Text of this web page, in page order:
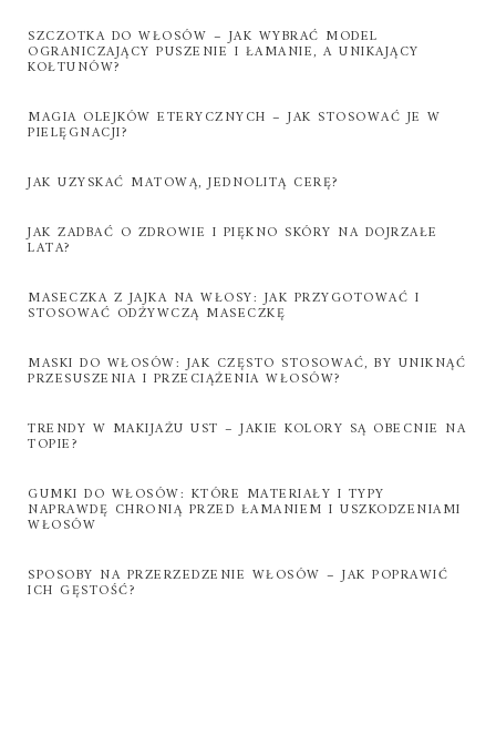
SZCZOTKA DO WŁOSÓW – JAK WYBRAĆ MODEL
OGRANICZAJĄCY PUSZENIE I ŁAMANIE, A UNIKAJĄCY
KOŁTUNÓW?
MAGIA OLEJKÓW ETERYCZNYCH – JAK STOSOWAĆ JE W
PIELĘGNACJI?
JAK UZYSKAĆ MATOWĄ, JEDNOLITĄ CERĘ?
JAK ZADBAĆ O ZDROWIE I PIĘKNO SKÓRY NA DOJRZAŁE
LATA?
MASECZKA Z JAJKA NA WŁOSY: JAK PRZYGOTOWAĆ I
STOSOWAĆ ODŻYWCZĄ MASECZKĘ
MASKI DO WŁOSÓW: JAK CZĘSTO STOSOWAĆ, BY UNIKNĄĆ
PRZESUSZENIA I PRZECIĄŻENIA WŁOSÓW?
TRENDY W MAKIJAŻU UST – JAKIE KOLORY SĄ OBECNIE NA
TOPIE?
GUMKI DO WŁOSÓW: KTÓRE MATERIAŁY I TYPY
NAPRAWDĘ CHRONIĄ PRZED ŁAMANIEM I USZKODZENIAMI
WŁOSÓW
SPOSOBY NA PRZERZEDZENIE WŁOSÓW – JAK POPRAWIĆ
ICH GĘSTOŚĆ?